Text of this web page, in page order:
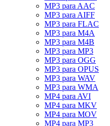
MP3 para AAC
MP3 para AIFF
MP3 para FLAC
MP3 para M4A
MP3 para M4B
MP3 para MP3
MP3 para OGG
MP3 para OPUS
MP3 para WAV
MP3 para WMA
MP4 para AVI
MP4 para MKV
MP4 para MOV
MP4 para MP3